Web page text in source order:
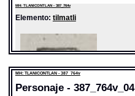
MH: TLANICONTLAN - 387_764v
Elemento: tilmatli
MH: TLANICONTLAN - 387_764v
Personaje - 387_764v_04